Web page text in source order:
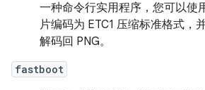
一种命令行实用程序，您可以使
片编码为 ETC1 压缩标准格式，
解码回 PNG。
fastboot